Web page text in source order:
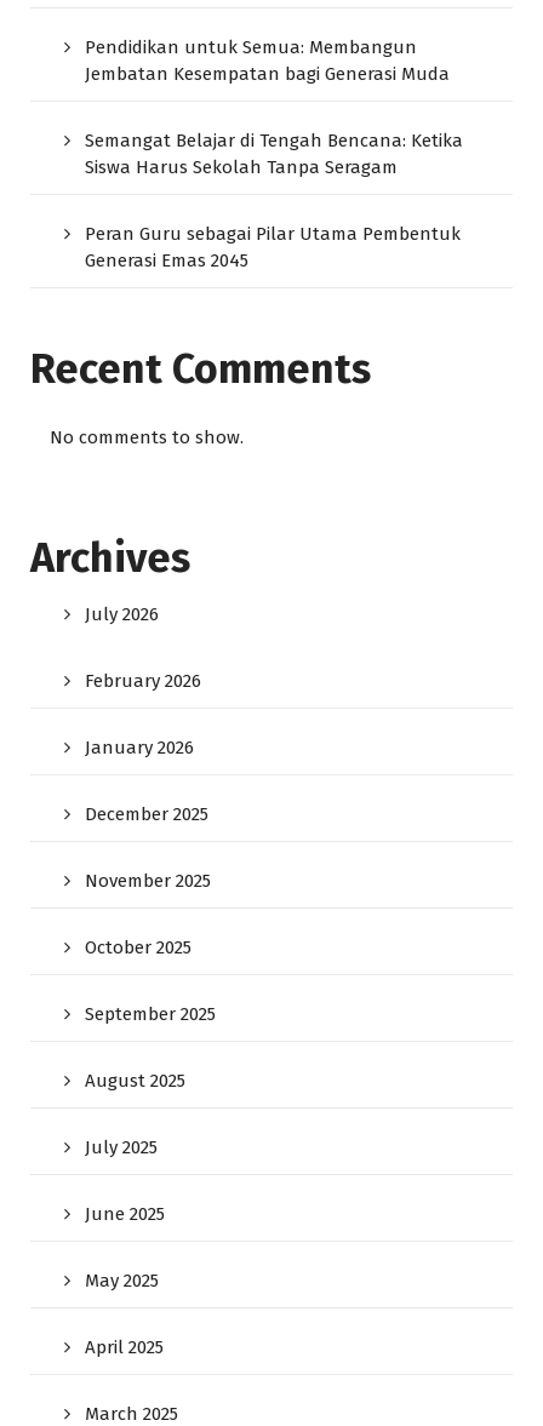
Pendidikan untuk Semua: Membangun
Jembatan Kesempatan bagi Generasi Muda
Semangat Belajar di Tengah Bencana: Ketika
Siswa Harus Sekolah Tanpa Seragam
Peran Guru sebagai Pilar Utama Pembentuk
Generasi Emas 2045
Recent Comments
No comments to show.
Archives
July 2026
February 2026
January 2026
December 2025
November 2025
October 2025
September 2025
August 2025
July 2025
June 2025
May 2025
April 2025
March 2025